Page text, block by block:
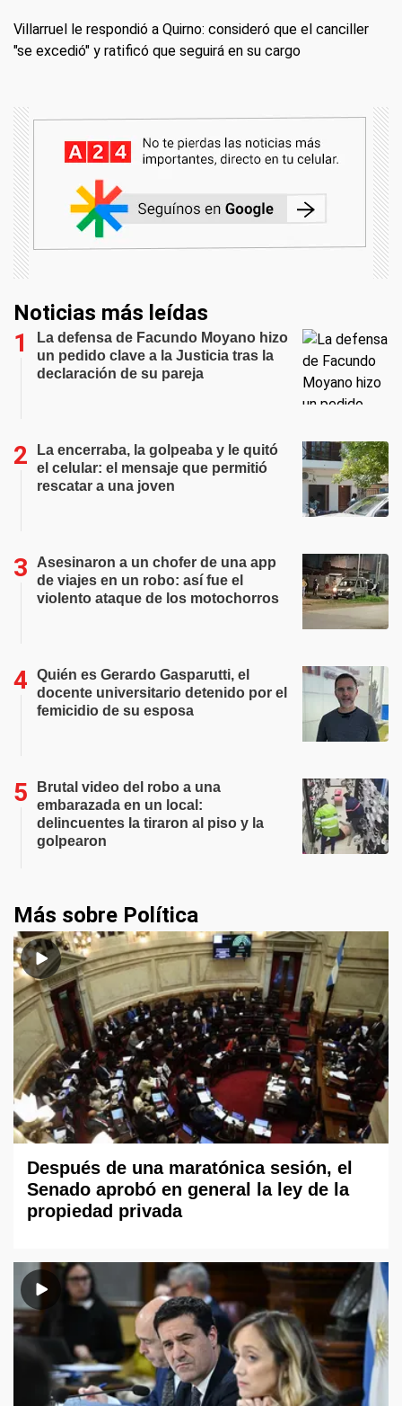
Villarruel le respondió a Quirno: consideró que el canciller
"se excedió" y ratificó que seguirá en su cargo
Noticias más leídas
La defensa de Facundo Moyano hizo
un pedido clave a la Justicia tras la
declaración de su pareja
La encerraba, la golpeaba y le quitó
el celular: el mensaje que permitió
rescatar a una joven
Asesinaron a un chofer de una app
de viajes en un robo: así fue el
violento ataque de los motochorros
Quién es Gerardo Gasparutti, el
docente universitario detenido por el
femicidio de su esposa
Brutal video del robo a una
embarazada en un local:
delincuentes la tiraron al piso y la
golpearon
Más sobre Política
Después de una maratónica sesión, el
Senado aprobó en general la ley de la
propiedad privada